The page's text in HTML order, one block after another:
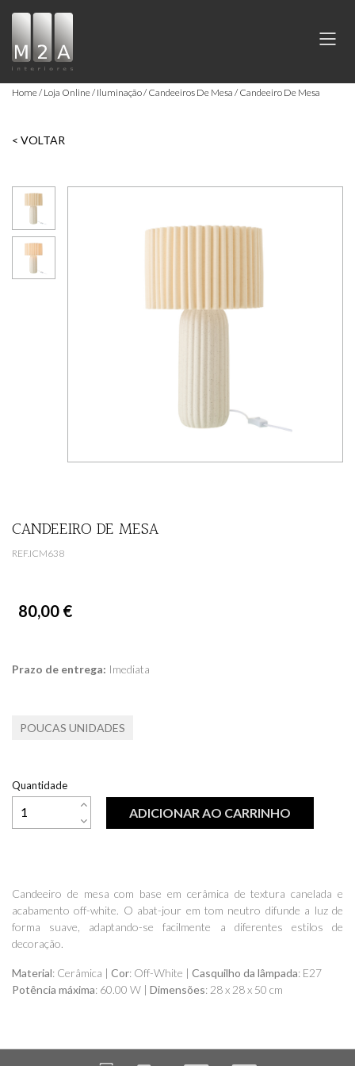
Home Loja Online Iluminação Candeeiros De Mesa Candeeiro De Mesa
< VOLTAR
CANDEEIRO DE MESA
REF.ICM638
80,00 €
Prazo de entrega: Imediata
POUCAS UNIDADES
Quantidade
ADICIONAR AO CARRINHO
Candeeiro de mesa com base em cerâmica de textura canelada e
acabamento off-white. O abat-jour em tom neutro difunde a luz de
forma suave, adaptando-se facilmente a diferentes estilos de
decoração.
Material: Cerâmica | Cor: Off-White | Casquilho da lâmpada: E27
Potência máxima: 60.00 W | Dimensões: 28 x 28 x 50 cm